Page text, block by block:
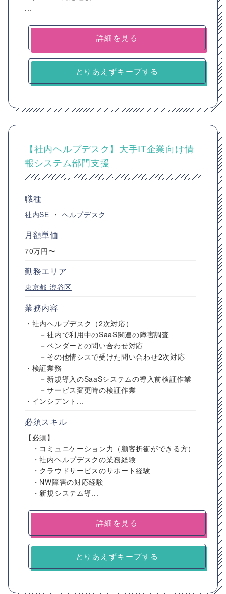
...
詳細を見る
とりあえずキープする
【社内ヘルプデスク】大手IT企業向け情
報システム部門支援
職種
社内SE ・ ヘルプデスク
月額単価
70万円〜
勤務エリア
東京都 渋谷区
業務内容
・社内ヘルプデスク（2次対応）
－社内で利用中のSaaS関連の障害調査
－ベンダーとの問い合わせ対応
－その他情シスで受けた問い合わせ2次対応
・検証業務
－新規導入のSaaSシステムの導入前検証作業
－サービス変更時の検証作業
・インシデント...
必須スキル
【必須】
・コミュニケーション力（顧客折衝ができる方）
・社内ヘルプデスクの業務経験
・クラウドサービスのサポート経験
・NW障害の対応経験
・新規システム導...
詳細を見る
とりあえずキープする